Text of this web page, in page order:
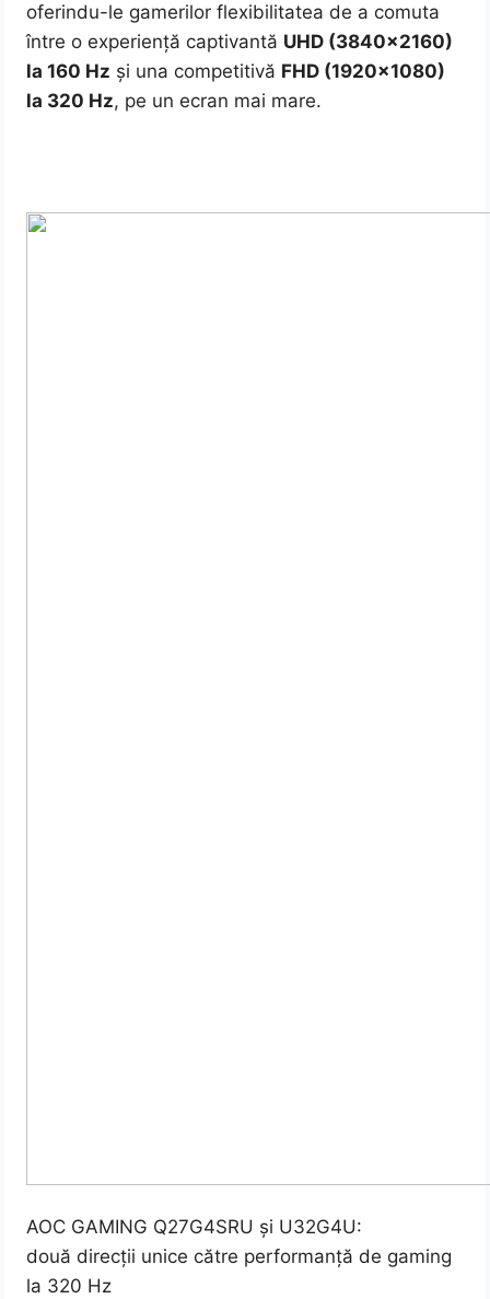
oferindu-le gamerilor flexibilitatea de a comuta
între o experiență captivantă UHD (3840×2160)
la 160 Hz și una competitivă FHD (1920×1080)
la 320 Hz, pe un ecran mai mare.
AOC GAMING Q27G4SRU și U32G4U:
două direcții unice către performanță de gaming
la 320 Hz